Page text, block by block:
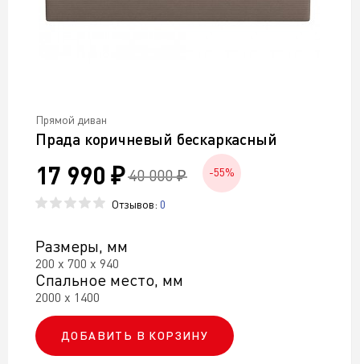
Прямой диван
Прада коричневый бескаркасный
17 990 ₽ 40 000 ₽ -55%
Отзывов: 0
Размеры, мм
200 х 700 х 940
Спальное место, мм
2000 х 1400
ДОБАВИТЬ В КОРЗИНУ